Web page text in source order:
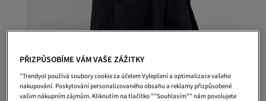
PŘIZPŮSOBÍME VÁM VAŠE ZÁŽITKY
"Trendyol používá soubory cookie za účelem Vylepšení a optimalizace vašeho
nakupování. Poskytování personalizovaného obsahu a reklamy přizpůsobené
vašim nákupním zájmům. Kliknutím na tlačítko ""Souhlasím"" nám povolujete